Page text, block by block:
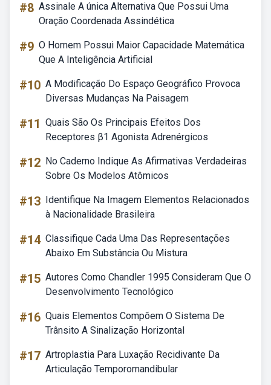
#8 Assinale A única Alternativa Que Possui Uma
Oração Coordenada Assindética
#9 O Homem Possui Maior Capacidade Matemática
Que A Inteligência Artificial
#10 A Modificação Do Espaço Geográfico Provoca
Diversas Mudanças Na Paisagem
#11 Quais São Os Principais Efeitos Dos
Receptores β1 Agonista Adrenérgicos
#12 No Caderno Indique As Afirmativas Verdadeiras
Sobre Os Modelos Atômicos
#13 Identifique Na Imagem Elementos Relacionados
à Nacionalidade Brasileira
#14 Classifique Cada Uma Das Representações
Abaixo Em Substância Ou Mistura
#15 Autores Como Chandler 1995 Consideram Que O
Desenvolvimento Tecnológico
#16 Quais Elementos Compõem O Sistema De
Trânsito A Sinalização Horizontal
#17 Artroplastia Para Luxação Recidivante Da
Articulação Temporomandibular